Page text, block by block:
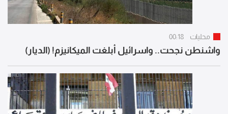
محليات 00:18
واشنطن نجحت.. واسرائيل أبلغت الميكانيزم! (الديار)